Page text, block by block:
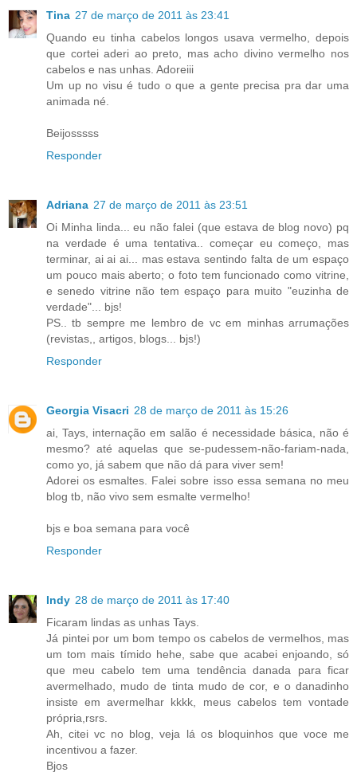
Tina 27 de março de 2011 às 23:41
Quando eu tinha cabelos longos usava vermelho, depois
que cortei aderi ao preto, mas acho divino vermelho nos
cabelos e nas unhas. Adoreiii
Um up no visu é tudo o que a gente precisa pra dar uma
animada né.
Beijosssss
Responder
Adriana 27 de março de 2011 às 23:51
Oi Minha linda... eu não falei (que estava de blog novo) pq
na verdade é uma tentativa.. começar eu começo, mas
terminar, ai ai ai... mas estava sentindo falta de um espaço
um pouco mais aberto; o foto tem funcionado como vitrine,
e senedo vitrine não tem espaço para muito "euzinha de
verdade"... bjs!
PS.. tb sempre me lembro de vc em minhas arrumações
(revistas,, artigos, blogs... bjs!)
Responder
Georgia Visacri 28 de março de 2011 às 15:26
ai, Tays, internação em salão é necessidade básica, não é
mesmo? até aquelas que se-pudessem-não-fariam-nada,
como yo, já sabem que não dá para viver sem!
Adorei os esmaltes. Falei sobre isso essa semana no meu
blog tb, não vivo sem esmalte vermelho!
bjs e boa semana para você
Responder
Indy 28 de março de 2011 às 17:40
Ficaram lindas as unhas Tays.
Já pintei por um bom tempo os cabelos de vermelhos, mas
um tom mais tímido hehe, sabe que acabei enjoando, só
que meu cabelo tem uma tendência danada para ficar
avermelhado, mudo de tinta mudo de cor, e o danadinho
insiste em avermelhar kkkk, meus cabelos tem vontade
própria,rsrs.
Ah, citei vc no blog, veja lá os bloquinhos que voce me
incentivou a fazer.
Bjos